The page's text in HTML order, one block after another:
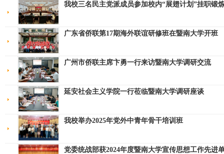
我校三名民主党派成员参加校内“展翅计划”挂职锻
广东省侨联第17期海外联谊研修班在暨南大学开班
广州市侨联主席卞勇一行来访暨南大学调研交流
延安社会主义学院一行莅临暨南大学调研座谈
我校举办2025年党外中青年骨干培训班
党委统战部获2024年度暨南大学宣传思想工作先进